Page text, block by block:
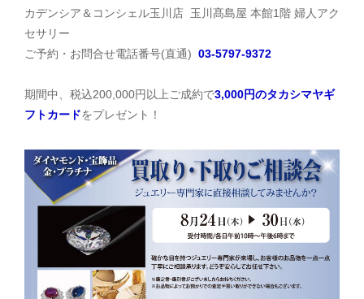
カデンシア＆コンシェル玉川店 玉川髙島屋 本館1階 婦人アク
セサリー
ご予約・お問合せ電話番号(直通) 03-5797-9372
期間中、税込200,000円以上ご成約で3,000円のタカシマヤギ
フトカードをプレゼント！